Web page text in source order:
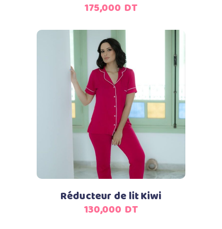
175,000 DT
Ajouter au panier
Réducteur de lit Kiwi
130,000 DT